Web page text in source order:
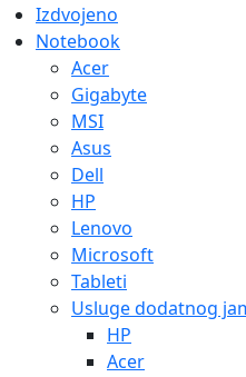
Izdvojeno
Notebook
Acer
Gigabyte
MSI
Asus
Dell
HP
Lenovo
Microsoft
Tableti
Usluge dodatnog
HP
Acer